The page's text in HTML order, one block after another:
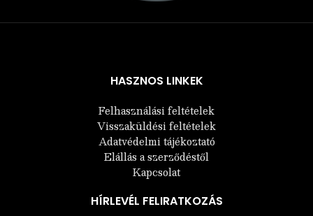
HASZNOS LINKEK
Felhasználási feltételek
Visszaküldési feltételek
Adatvédelmi tájékoztató
Elállás a szerződéstől
Kapcsolat
HÍRLEVÉL FELIRATKOZÁS